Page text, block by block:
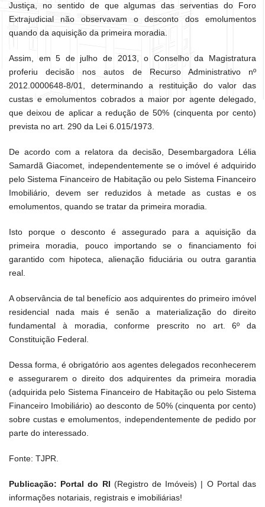
Justiça, no sentido de que algumas das serventias do Foro
Extrajudicial não observavam o desconto dos emolumentos
quando da aquisição da primeira moradia.
Assim, em 5 de julho de 2013, o Conselho da Magistratura
proferiu decisão nos autos de Recurso Administrativo nº
2012.0000648-8/01, determinando a restituição do valor das
custas e emolumentos cobrados a maior por agente delegado,
que deixou de aplicar a redução de 50% (cinquenta por cento)
prevista no art. 290 da Lei 6.015/1973.
De acordo com a relatora da decisão, Desembargadora Lélia
Samardã Giacomet, independentemente se o imóvel é adquirido
pelo Sistema Financeiro de Habitação ou pelo Sistema Financeiro
Imobiliário, devem ser reduzidos à metade as custas e os
emolumentos, quando se tratar da primeira moradia.
Isto porque o desconto é assegurado para a aquisição da
primeira moradia, pouco importando se o financiamento foi
garantido com hipoteca, alienação fiduciária ou outra garantia
real.
A observância de tal benefício aos adquirentes do primeiro imóvel
residencial nada mais é senão a materialização do direito
fundamental à moradia, conforme prescrito no art. 6º da
Constituição Federal.
Dessa forma, é obrigatório aos agentes delegados reconhecerem
e assegurarem o direito dos adquirentes da primeira moradia
(adquirida pelo Sistema Financeiro de Habitação ou pelo Sistema
Financeiro Imobiliário) ao desconto de 50% (cinquenta por cento)
sobre custas e emolumentos, independentemente de pedido por
parte do interessado.
Fonte: TJPR.
Publicação: Portal do RI (Registro de Imóveis) | O Portal das
informações notariais, registrais e imobiliárias!